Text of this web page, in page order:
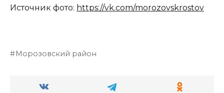
Источник фото: https://vk.com/morozovskrostov
Морозовский район